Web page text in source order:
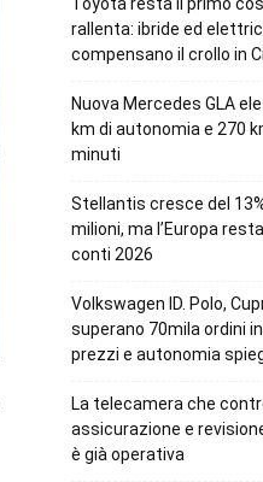
rallenta: ibride ed
compensano il crollo in
Nuova Mercedes GLA
km di autonomia e 270
minuti
Stellantis cresce del
milioni, ma l’Europa
conti 2026
Volkswagen ID. Polo,
superano 70mila ordini
prezzi e autonomia
La telecamera che
assicurazione e
è già operativa